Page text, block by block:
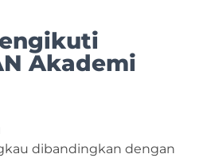
Akademi
dibandingkan dengan